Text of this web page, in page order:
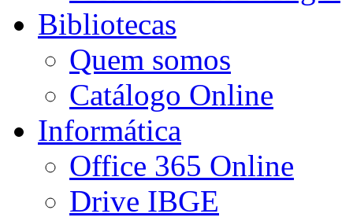
Bibliotecas
Quem somos
Catálogo Online
Informática
Office 365 Online
Drive IBGE